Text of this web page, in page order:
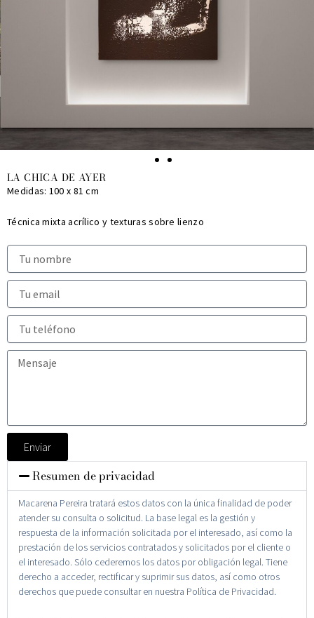
LA CHICA DE AYER
Medidas: 100 x 81 cm
Técnica mixta acrílico y texturas sobre lienzo
Enviar
Resumen de privacidad
Macarena Pereira tratará estos datos con la única finalidad de poder
atender su consulta o solicitud. La base legal es la gestión y
respuesta de la información solicitada por el interesado, así como la
prestación de los servicios contratados y solicitados por el cliente o
el interesado. Sólo cederemos los datos por obligación legal. Tiene
derecho a acceder, rectificar y suprimir sus datos, así como otros
derechos que puede consultar en nuestra Política de Privacidad.